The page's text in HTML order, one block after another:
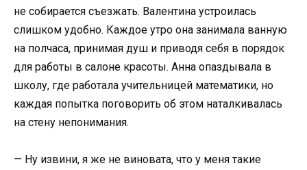
не собирается съезжать. Валентина устроилась
слишком удобно. Каждое утро она занимала ванную
на полчаса, принимая душ и приводя себя в порядок
для работы в салоне красоты. Анна опаздывала в
школу, где работала учительницей математики, но
каждая попытка поговорить об этом наталкивалась
на стену непонимания.
— Ну извини, я же не виновата, что у меня такие